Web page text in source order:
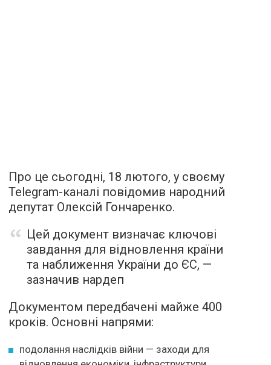
Про це сьогодні, 18 лютого, у своєму
Telegram-каналі повідомив народний
депутат Олексій Гончаренко.
Цей документ визначає ключові
завдання для відновлення країни
та наближення України до ЄС, —
зазначив нардеп
Документом передбачені майже 400
кроків. Основні напрями:
подолання наслідків війни — заходи для